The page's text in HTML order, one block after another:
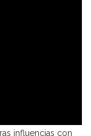
influencias con